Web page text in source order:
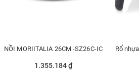
NỒI MORIITALIA 26CM -SZ26C-IC
1.355.184 ₫
Rổ